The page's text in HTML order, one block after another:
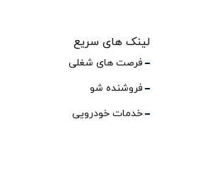
لینک های سریع
فرصت های شغلی
فروشنده شو
خدمات خودرویی